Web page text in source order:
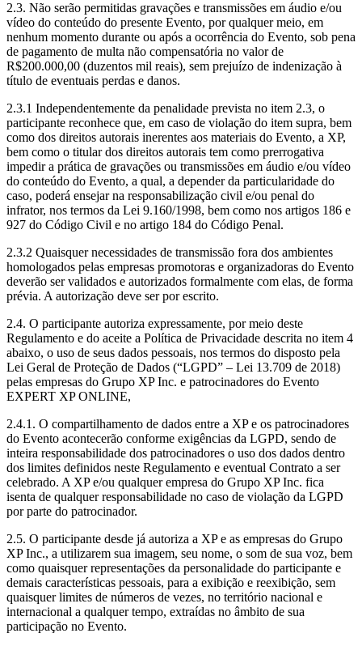
2.3. Não serão permitidas gravações e transmissões em áudio e/ou
vídeo do conteúdo do presente Evento, por qualquer meio, em
nenhum momento durante ou após a ocorrência do Evento, sob pena
de pagamento de multa não compensatória no valor de
R$200.000,00 (duzentos mil reais), sem prejuízo de indenização à
título de eventuais perdas e danos.
2.3.1 Independentemente da penalidade prevista no item 2.3, o
participante reconhece que, em caso de violação do item supra, bem
como dos direitos autorais inerentes aos materiais do Evento, a XP,
bem como o titular dos direitos autorais tem como prerrogativa
impedir a prática de gravações ou transmissões em áudio e/ou vídeo
do conteúdo do Evento, a qual, a depender da particularidade do
caso, poderá ensejar na responsabilização civil e/ou penal do
infrator, nos termos da Lei 9.160/1998, bem como nos artigos 186 e
927 do Código Civil e no artigo 184 do Código Penal.
2.3.2 Quaisquer necessidades de transmissão fora dos ambientes
homologados pelas empresas promotoras e organizadoras do Evento
deverão ser validados e autorizados formalmente com elas, de forma
prévia. A autorização deve ser por escrito.
2.4. O participante autoriza expressamente, por meio deste
Regulamento e do aceite a Política de Privacidade descrita no item 4
abaixo, o uso de seus dados pessoais, nos termos do disposto pela
Lei Geral de Proteção de Dados (“LGPD” – Lei 13.709 de 2018)
pelas empresas do Grupo XP Inc. e patrocinadores do Evento
EXPERT XP ONLINE,
2.4.1. O compartilhamento de dados entre a XP e os patrocinadores
do Evento acontecerão conforme exigências da LGPD, sendo de
inteira responsabilidade dos patrocinadores o uso dos dados dentro
dos limites definidos neste Regulamento e eventual Contrato a ser
celebrado. A XP e/ou qualquer empresa do Grupo XP Inc. fica
isenta de qualquer responsabilidade no caso de violação da LGPD
por parte do patrocinador.
2.5. O participante desde já autoriza a XP e as empresas do Grupo
XP Inc., a utilizarem sua imagem, seu nome, o som de sua voz, bem
como quaisquer representações da personalidade do participante e
demais características pessoais, para a exibição e reexibição, sem
quaisquer limites de números de vezes, no território nacional e
internacional a qualquer tempo, extraídas no âmbito de sua
participação no Evento.